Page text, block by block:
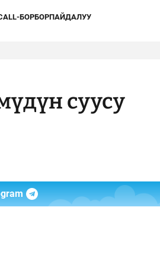
БОРБОРПАЙДАЛУУ
суусу